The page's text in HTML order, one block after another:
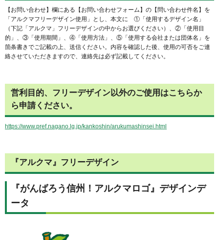
【お問い合わせ】欄にある【お問い合わせフォーム】の【問い合わせ件名】を
「アルクマフリーデザイン使用」とし、本文に ①「使用するデザイン名」
（下記「アルクマ」フリーデザインの中からお選びください）、②「使用目
的」、③「使用期間」、④「使用方法」、⑤「使用する会社または団体名」を
箇条書きでご記載の上、送信ください。内容を確認した後、使用の可否をご連
絡させていただきますので、連絡先は必ず記載してください。
営利目的、フリーデザイン以外のご使用はこちらか
ら申請ください。
https://www.pref.nagano.lg.jp/kankoshin/arukumashinsei.html
『アルクマ』フリーデザイン
『がんばろう信州！アルクマロゴ』デザインデ
ータ